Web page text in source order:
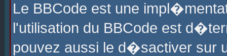
Le BBCode est une
l'utilisation du BBCode est
pouvez aussi le d�sactiver sur